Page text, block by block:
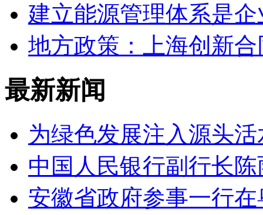
建立能源管理体系是
地方政策：上海创新
最新新闻
为绿色发展注入源头
中国人民银行副行长
安徽省政府参事一行